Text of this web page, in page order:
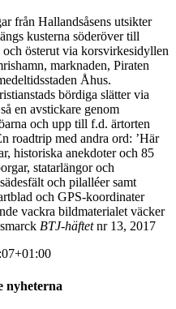
från Hallandsåsens utsikter
kusterna söderöver till
och österut via korsvirkesidyllen
marknaden, Piraten
Åhus.
bördiga slätter via
en avstickare genom
och upp till f.d. ärtorten
roadtrip med andra ord: ’Här
historiska anekdoter och 85
statarlängor och
och pilalléer samt
och GPS-koordinater
vackra bildmaterialet väcker
BTJ-häftetnr 13, 2017
nyheterna